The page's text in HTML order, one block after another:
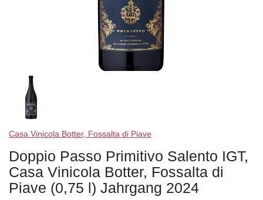
Casa Vinicola Botter, Fossalta di Piave
Doppio Passo Primitivo Salento IGT,
Casa Vinicola Botter, Fossalta di
Piave (0,75 l) Jahrgang 2024